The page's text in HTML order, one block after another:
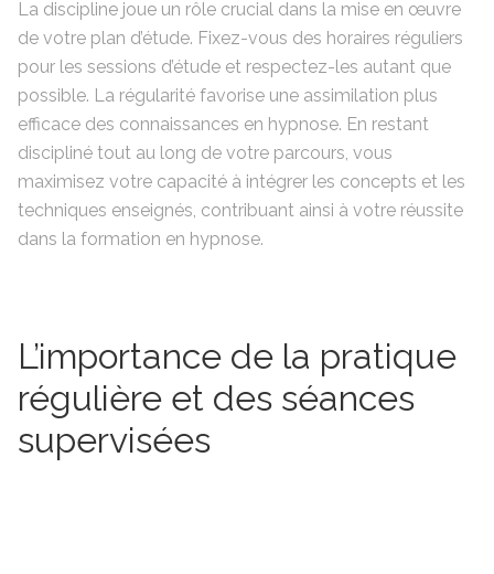
La discipline joue un rôle crucial dans la mise en œuvre
de votre plan d’étude. Fixez-vous des horaires réguliers
pour les sessions d’étude et respectez-les autant que
possible. La régularité favorise une assimilation plus
efficace des connaissances en hypnose. En restant
discipliné tout au long de votre parcours, vous
maximisez votre capacité à intégrer les concepts et les
techniques enseignés, contribuant ainsi à votre réussite
dans la formation en hypnose.
L’importance de la pratique
régulière et des séances
supervisées